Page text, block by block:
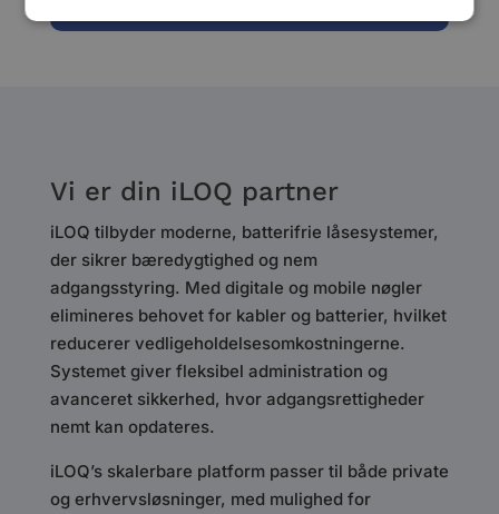
Vi er din iLOQ partner
iLOQ tilbyder moderne, batterifrie låsesystemer,
der sikrer bæredygtighed og nem
adgangsstyring. Med digitale og mobile nøgler
elimineres behovet for kabler og batterier, hvilket
reducerer vedligeholdelsesomkostningerne.
Systemet giver fleksibel administration og
avanceret sikkerhed, hvor adgangsrettigheder
nemt kan opdateres.
iLOQ’s skalerbare platform passer til både private
og erhvervsløsninger, med mulighed for